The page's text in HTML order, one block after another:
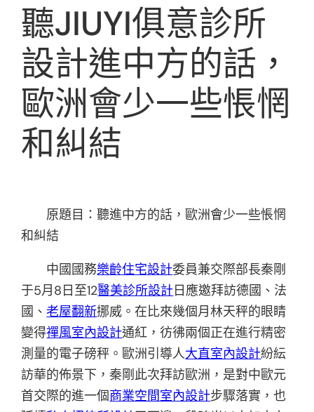
聽JIUYI俱意診所
設計進中方的話，
歐洲會少一些悵惘
和糾結
原題目：聽進中方的話，歐洲會少一些悵惘
和糾結
中國國務樂齡住宅設計委員兼交際部長秦剛
于5月8日至12醫美診所設計日應邀拜訪德國、法
國、 老屋翻新挪威。在比來幾個月林天秤的眼睛
變得禪風室內設計通紅，彷彿兩個正在進行精密
測量的電子磅秤。歐洲引導人大直室內設計紛紜
訪華的佈景下，秦剛此次拜訪歐洲，是對中歐元
首交際的進一個商業空間室內設計步驟落實，也